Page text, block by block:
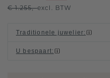
€ 1.255,-excl. BTW
Traditionele juwelier:
U bespaart: